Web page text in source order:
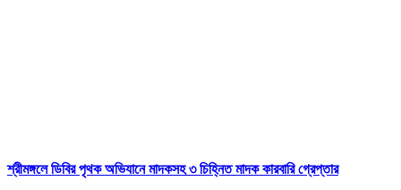
শ্রীমঙ্গলে ডিবির পৃথক অভিযানে মাদকসহ ৩ চিহ্নিত মাদক কারবারি গ্রেপ্তার